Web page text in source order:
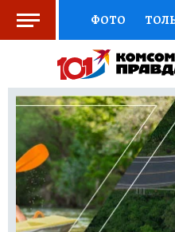
ФОТО
ВЫБОР
КНИЖНАЯ
ПРЕСС-ЦЕНТР
КОЛЛЕКЦИИ